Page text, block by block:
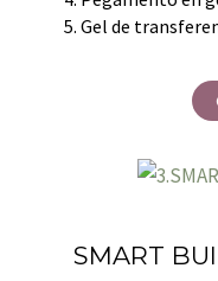
Gel de
SMART